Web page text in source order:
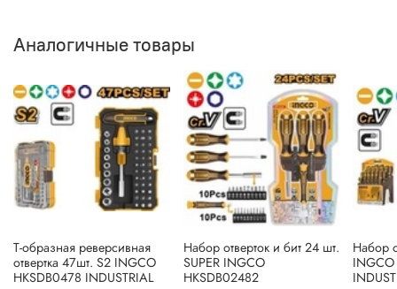
Аналогичные товары
Т-образная реверсивная
отвертка 47шт. S2 INGCO
HKSDB0478 INDUSTRIAL
Набор отверток и бит 24 шт.
SUPER INGCO
HKSDB02482
Набор